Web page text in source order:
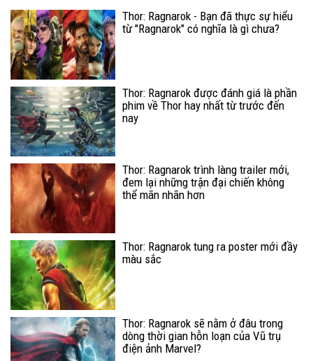
Thor: Ragnarok - Bạn đã thực sự hiểu
từ "Ragnarok" có nghĩa là gì chưa?
Thor: Ragnarok được đánh giá là phần
phim về Thor hay nhất từ trước đến
nay
Thor: Ragnarok trình làng trailer mới,
đem lại những trận đại chiến không
thể mãn nhãn hơn
Thor: Ragnarok tung ra poster mới đầy
màu sắc
Thor: Ragnarok sẽ nằm ở đâu trong
dòng thời gian hỗn loạn của Vũ trụ
điện ảnh Marvel?